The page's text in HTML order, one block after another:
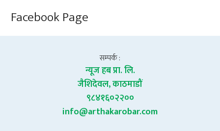
Facebook Page
सम्पर्क :
न्यूज हब प्रा. लि.
जैशिदेवल, काठमाडौं
९८४१६०२२००
info@arthakarobar.com